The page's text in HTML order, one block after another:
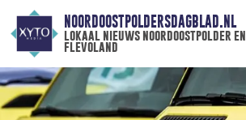
NOORDOOSTPOLDERSDAGBLAD.NL
lokaal nieuws noordoostpolder en
flevoland